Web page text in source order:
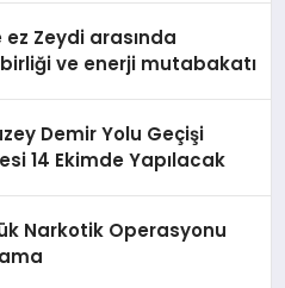
ez Zeydi arasında
ve enerji mutabakatı
Demir Yolu Geçişi
14 Ekimde Yapılacak
Narkotik Operasyonu